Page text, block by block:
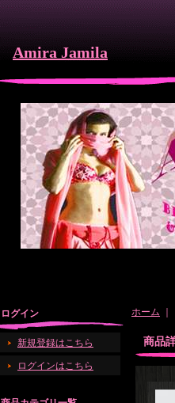
Amira Jamila
ログイン
新規登録はこちら
ログインはこちら
ホーム
商品